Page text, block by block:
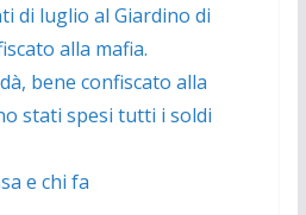
di luglio al Giardino di
alla mafia.
bene confiscato alla
stati spesi tutti i soldi
e chi fa